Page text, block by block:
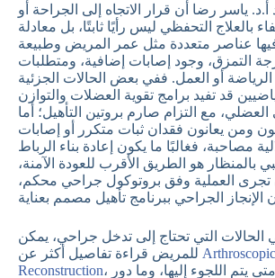
أ.د. ياسر رضا أن قرار الاتجاه إلى الجراحة أو
بالعلاج التحفظي ليس رأيًا ثابتًا، بل معادلة
عناصر متعددة مثل عمر المريض وطبيعة
التمزق، وجود إصابات إضافية، ومتطلبات
الرياضة أو العمل. ففي بعض الحالات الجزئية
قد تفيد برامج تقوية العضلات والتوازن
العضلي، مع التزام صارم بروتين التأهيل؛ أما
ومن يعانون فقدان ثبات متكرر أو إصابات
مصاحبة، فغالبًا ما يكون إعادة بناء الرباط
بالمنظار هو الطريق الأقرب للعودة الآمنة،
العملية وفق بروتوكول جراحي محكم،
الحالات التي تحتاج إلى تدخل جراحي، يمكن
Reconstruction، لمعرفة متى يتم اللجوء إليها، وما دور